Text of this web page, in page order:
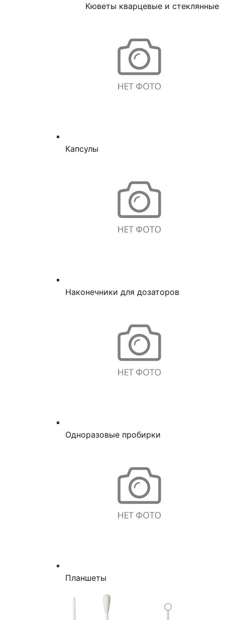
Кюветы кварцевые и стеклянные
Капсулы
Наконечники для дозаторов
Одноразовые пробирки
Планшеты